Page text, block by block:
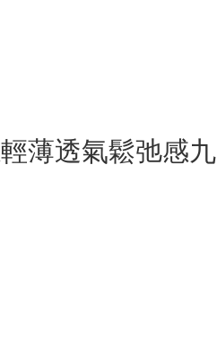
薄透氣鬆弛感九